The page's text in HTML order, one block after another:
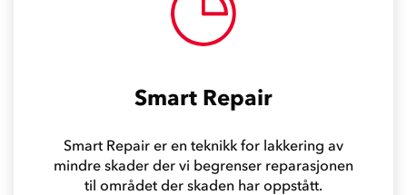
Smart Repair
Smart Repair er en teknikk for lakkering av
mindre skader der vi begrenser reparasjonen
til området der skaden har oppstått.